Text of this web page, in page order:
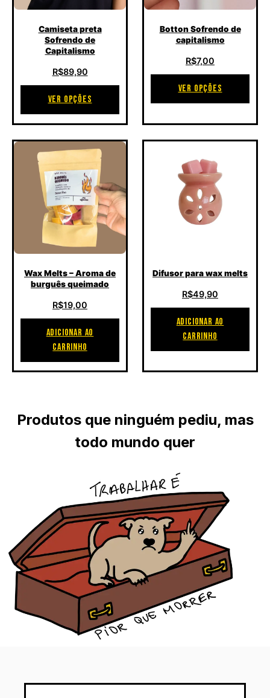
Camiseta preta
Sofrendo de
Capitalismo
R$89,90
VER OPÇÕES
Botton Sofrendo de
capitalismo
R$7,00
VER OPÇÕES
Wax Melts – Aroma de
burguês queimado
R$19,00
ADICIONAR AO
CARRINHO
Difusor para wax melts
R$49,90
ADICIONAR AO
CARRINHO
Produtos que ninguém pediu, mas
todo mundo quer